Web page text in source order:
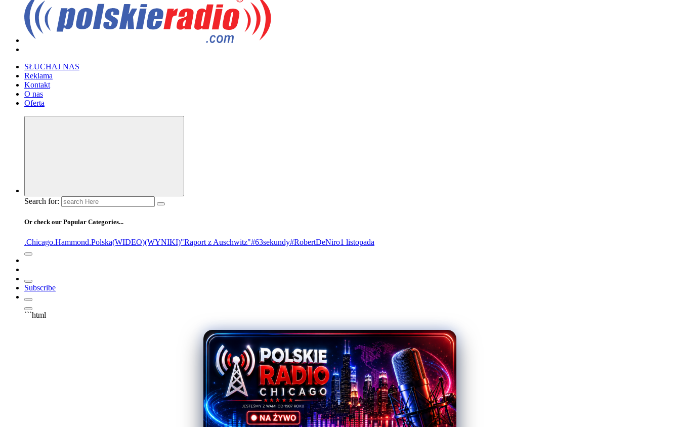
SŁUCHAJ NAS
Reklama
Kontakt
O nas
Oferta
Search for:
Or check our Popular Categories...
.Chicago.Hammond.Polska(WIDEO)(WYNIKI)"Raport z Auschwitz"#63sekundy#RobertDeNiro1 listopada
Subscribe
```html